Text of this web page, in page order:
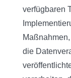
verfügbaren
die